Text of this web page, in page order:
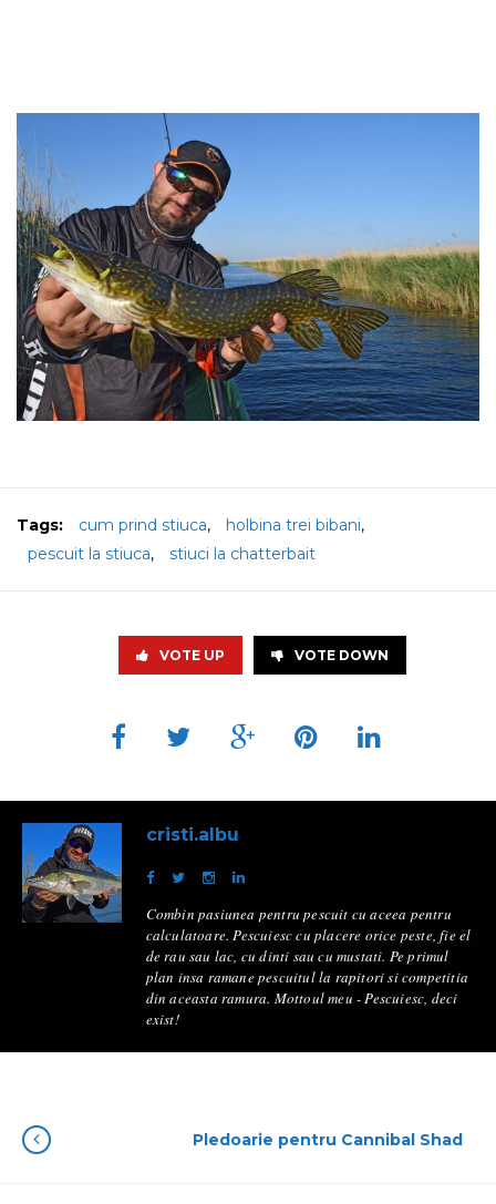
Tags: cum prind stiuca, holbina trei bibani,
pescuit la stiuca, stiuci la chatterbait
VOTE UP VOTE DOWN
cristi.albu
Combin pasiunea pentru pescuit cu aceea pentru
calculatoare. Pescuiesc cu placere orice peste, fie el
de rau sau lac, cu dinti sau cu mustati. Pe primul
plan insa ramane pescuitul la rapitori si competitia
din aceasta ramura. Mottoul meu - Pescuiesc, deci
exist!
Pledoarie pentru Cannibal Shad